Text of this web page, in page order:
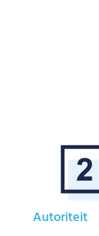
Autoriteit